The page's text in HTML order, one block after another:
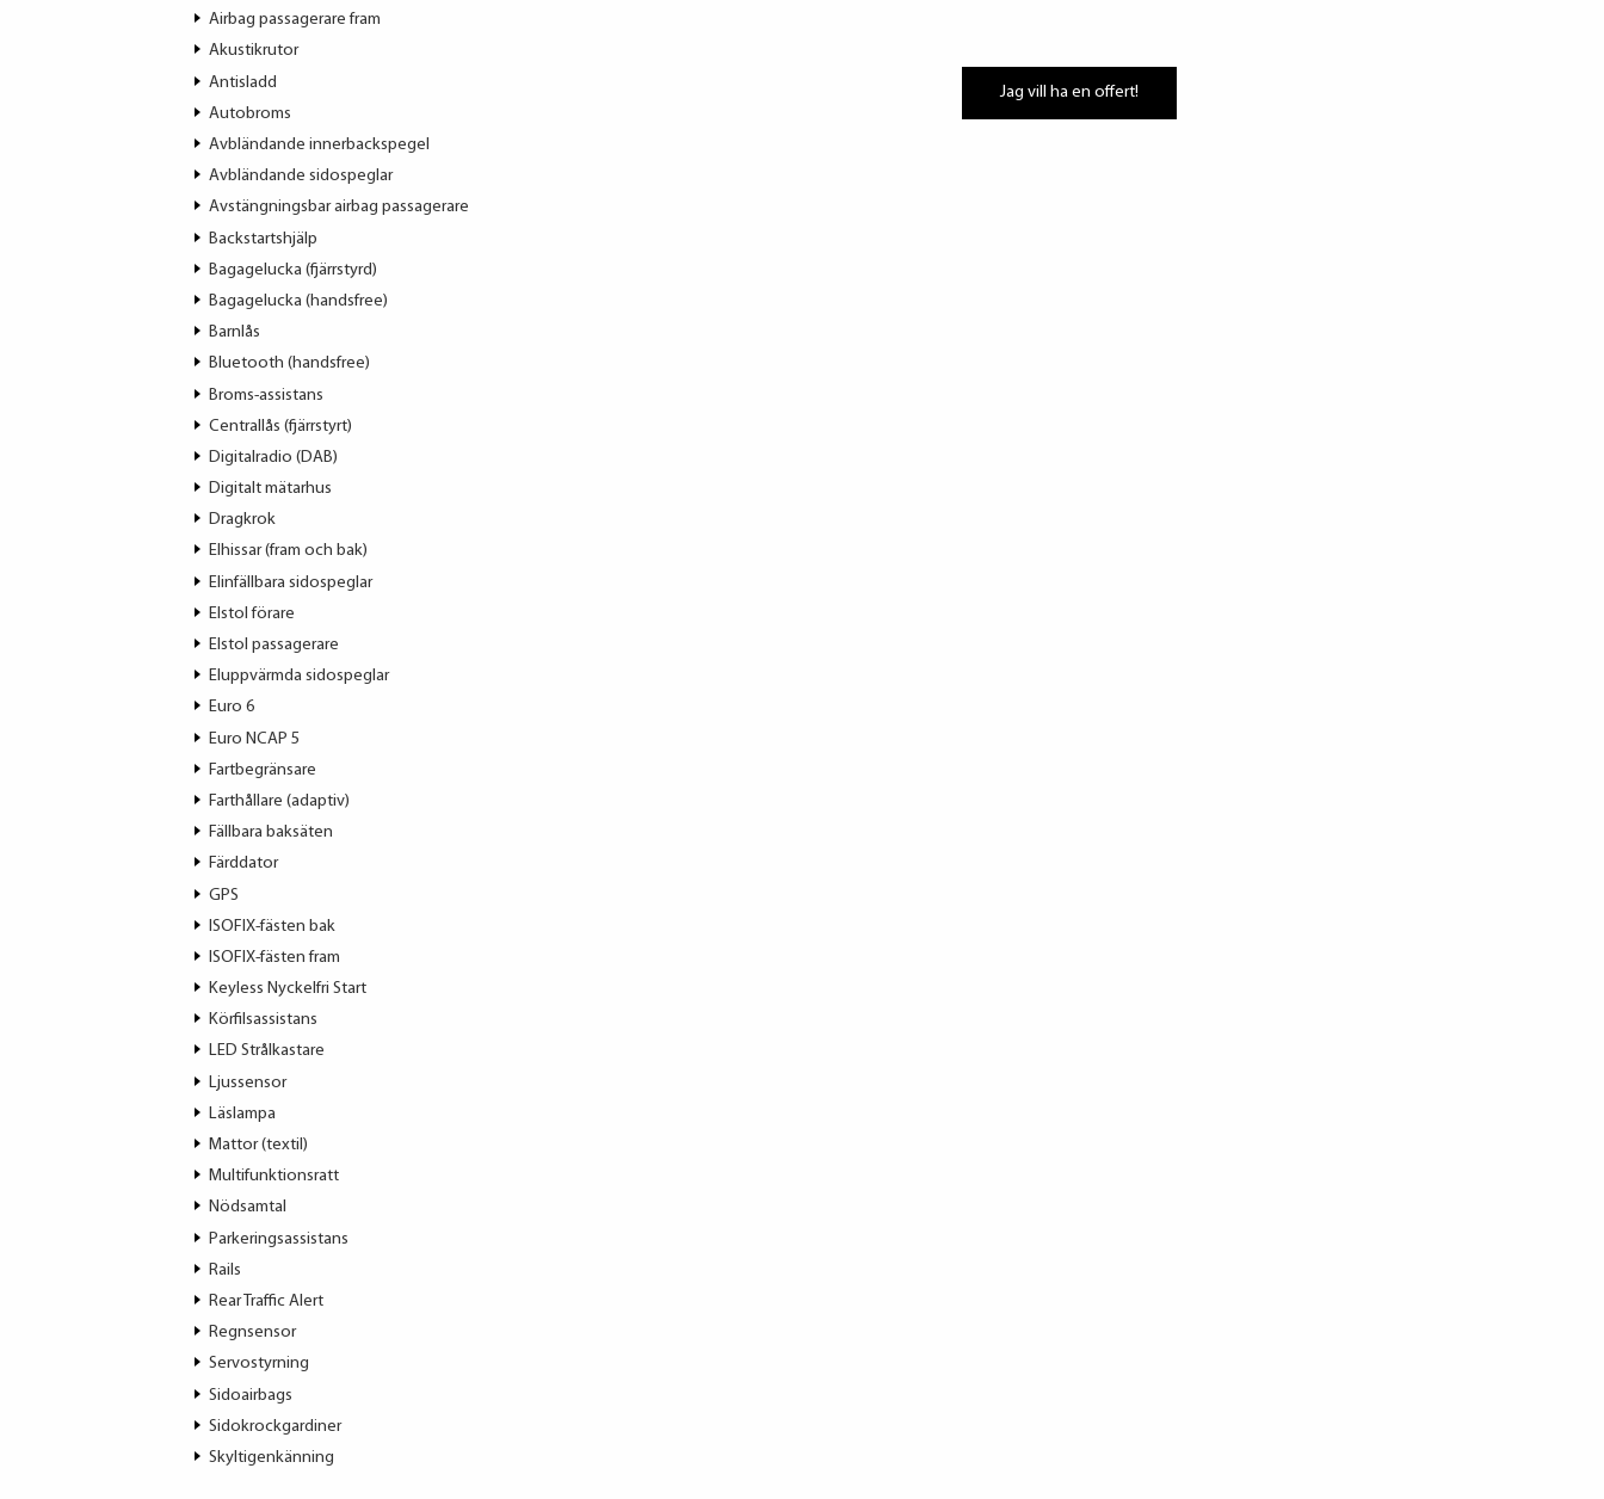
Airbag passagerare fram
Akustikrutor
Antisladd
Autobroms
Avbländande innerbackspegel
Avbländande sidospeglar
Avstängningsbar airbag passagerare
Backstartshjälp
Bagagelucka (fjärrstyrd)
Bagagelucka (handsfree)
Barnlås
Bluetooth (handsfree)
Broms-assistans
Centrallås (fjärrstyrt)
Digitalradio (DAB)
Digitalt mätarhus
Dragkrok
Elhissar (fram och bak)
Elinfällbara sidospeglar
Elstol förare
Elstol passagerare
Eluppvärmda sidospeglar
Euro 6
Euro NCAP 5
Fartbegränsare
Farthållare (adaptiv)
Fällbara baksäten
Färddator
GPS
ISOFIX-fästen bak
ISOFIX-fästen fram
Keyless Nyckelfri Start
Körfilsassistans
LED Strålkastare
Ljussensor
Läslampa
Mattor (textil)
Multifunktionsratt
Nödsamtal
Parkeringsassistans
Rails
Rear Traffic Alert
Regnsensor
Servostyrning
Sidoairbags
Sidokrockgardiner
Skyltigenkänning
Jag vill ha en offert!